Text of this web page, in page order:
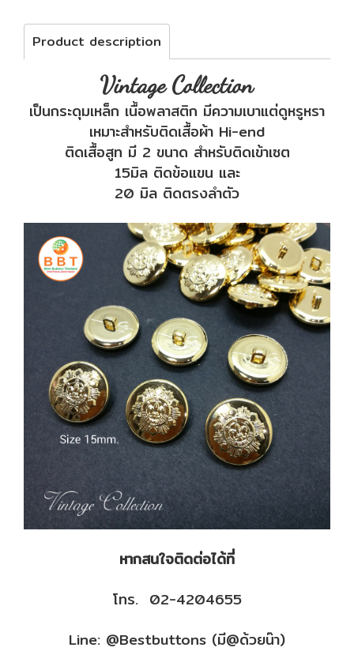
Product description
Vintage Collection
เป็นกระดุมเหล็ก เนื้อพลาสติก มีความเบาแต่ดูหรูหรา
เหมาะสำหรับติดเสื้อผ้า Hi-end
ติดเสื้อสูท มี 2 ขนาด สำหรับติดเข้าเซต
15มิล ติดข้อแขน และ
20 มิล ติดตรงลำตัว
หากสนใจติดต่อได้ที่
โทร. 02-4204655
Line: @Bestbuttons (มี@ด้วยน๊า)